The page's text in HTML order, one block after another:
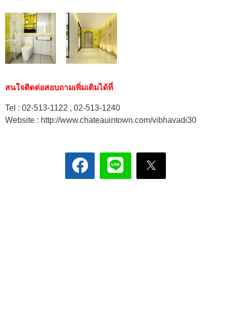
สนใจติดต่อสอบถามเพิ่มเติมได้ที่
Tel : 02-513-1122 , 02-513-1240
Website : http://www.chateauintown.com/vibhavadi30